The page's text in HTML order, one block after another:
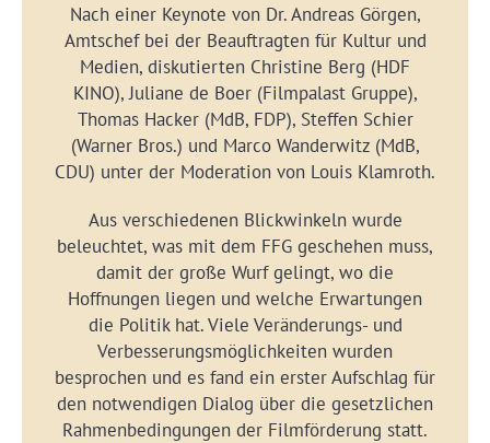
Nach einer Keynote von Dr. Andreas Görgen,
Amtschef bei der Beauftragten für Kultur und
Medien, diskutierten Christine Berg (HDF
KINO), Juliane de Boer (Filmpalast Gruppe),
Thomas Hacker (MdB, FDP), Steffen Schier
(Warner Bros.) und Marco Wanderwitz (MdB,
CDU) unter der Moderation von Louis Klamroth.
Aus verschiedenen Blickwinkeln wurde
beleuchtet, was mit dem FFG geschehen muss,
damit der große Wurf gelingt, wo die
Hoffnungen liegen und welche Erwartungen
die Politik hat. Viele Veränderungs- und
Verbesserungsmöglichkeiten wurden
besprochen und es fand ein erster Aufschlag für
den notwendigen Dialog über die gesetzlichen
Rahmenbedingungen der Filmförderung statt.